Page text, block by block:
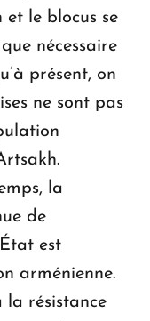
et le blocus se
nécessaire
présent, on
ne sont pas
la
de
est
arménienne.
la résistance